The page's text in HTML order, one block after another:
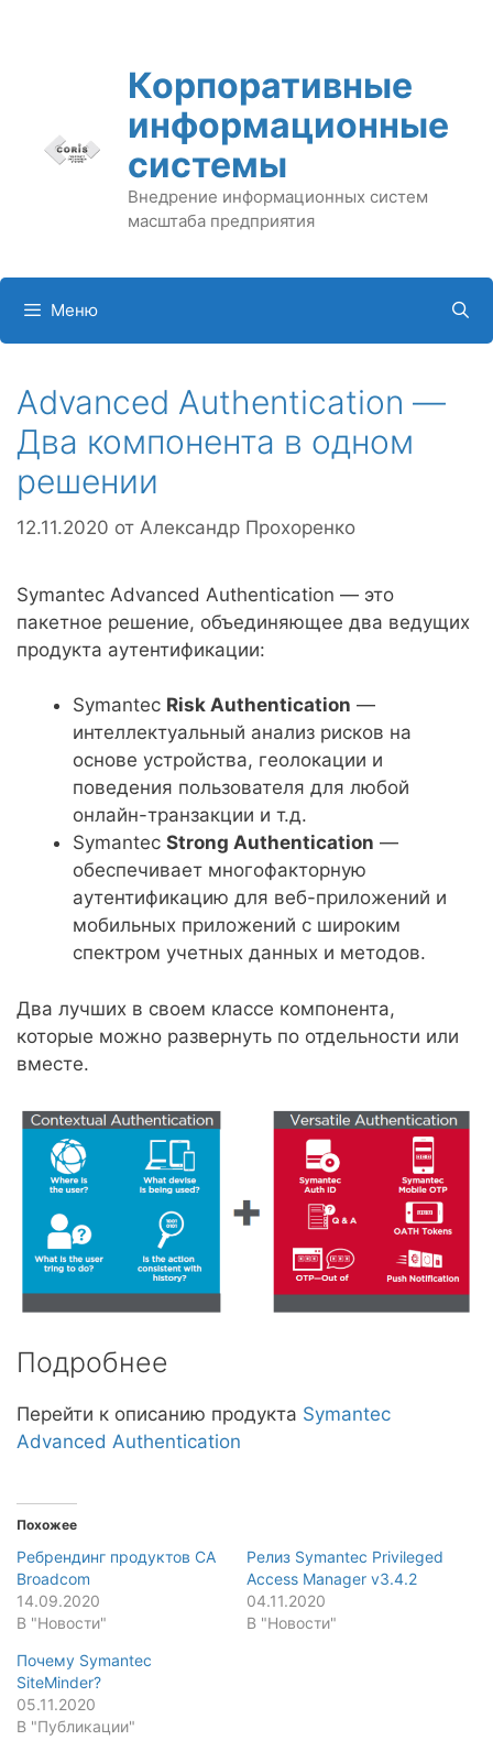
Корпоративные
информационные
системы
Внедрение информационных систем
масштаба предприятия
Меню
Advanced Authentication —
Два компонента в одном
решении
12.11.2020 от Александр Прохоренко
Symantec Advanced Authentication — это
пакетное решение, объединяющее два ведущих
продукта аутентификации:
Symantec Risk Authentication —
интеллектуальный анализ рисков на
основе устройства, геолокации и
поведения пользователя для любой
онлайн-транзакции и т.д.
Symantec Strong Authentication —
обеспечивает многофакторную
аутентификацию для веб-приложений и
мобильных приложений с широким
спектром учетных данных и методов.
Два лучших в своем классе компонента,
которые можно развернуть по отдельности или
вместе.
Подробнее
Перейти к описанию продукта Symantec
Advanced Authentication
Похожее
Ребрендинг продуктов CA
Broadcom
14.09.2020
В "Новости"
Релиз Symantec Privileged
Access Manager v3.4.2
04.11.2020
В "Новости"
Почему Symantec
SiteMinder?
05.11.2020
В "Публикации"